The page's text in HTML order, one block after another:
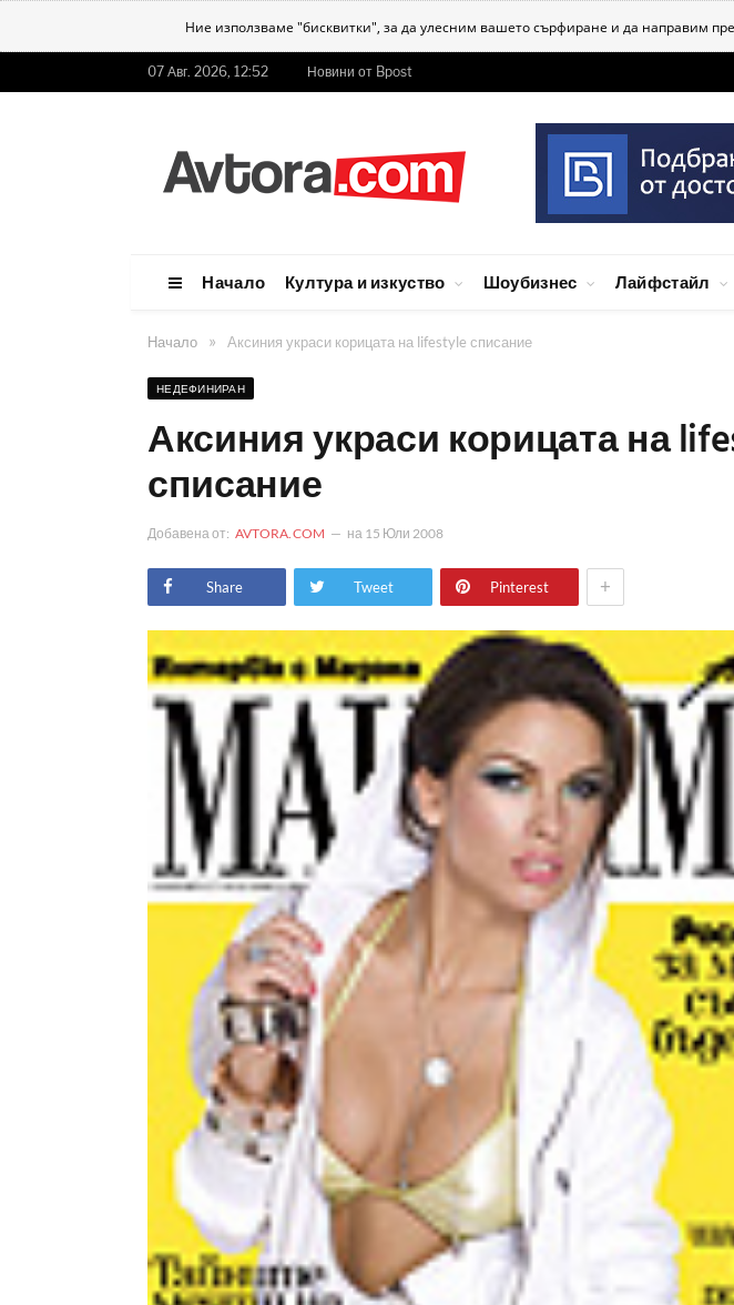
Ние използваме "бисквитки", за да улесним вашето сърфиране и да направим
07 Авг. 2026, 12:52 Новини от Bpost
Начало Култура и изкуство Шоубизнес Лайфстайл
Начало » Аксиния украси корицата на lifestyle списание
НЕДЕФИНИРАН
Аксиния украси корицата на
списание
Добавена от: AVTORA.COM на 15 Юли 2008
Share Tweet Pinterest +